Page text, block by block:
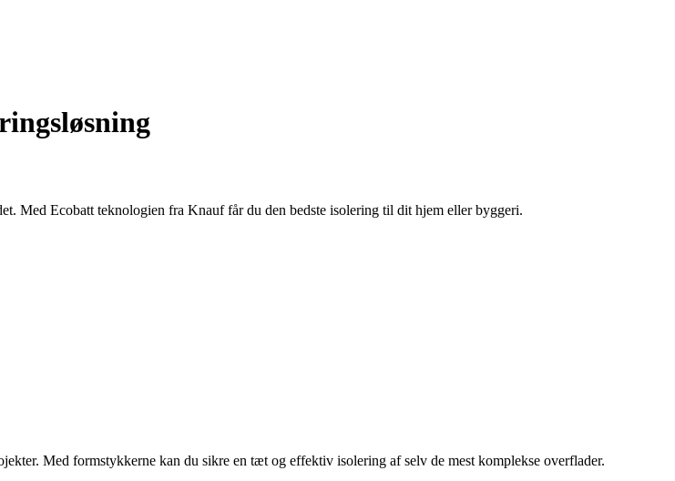
Med Ecobatt teknologien fra Knauf får du den bedste isolering til dit hjem eller byggeri.
Med formstykkerne kan du sikre en tæt og effektiv isolering af selv de mest komplekse overflader.